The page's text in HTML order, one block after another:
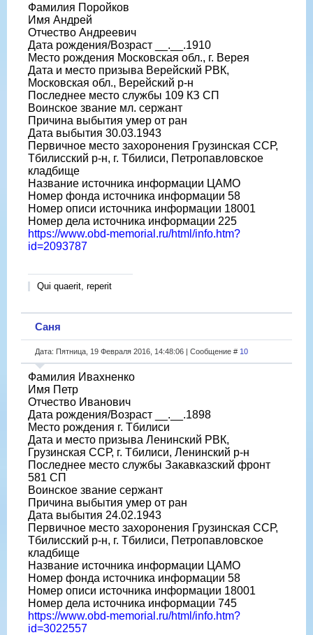
Фамилия Поройков
Имя Андрей
Отчество Андреевич
Дата рождения/Возраст __.__.1910
Место рождения Московская обл., г. Верея
Дата и место призыва Верейский РВК,
Московская обл., Верейский р-н
Последнее место службы 109 КЗ СП
Воинское звание мл. сержант
Причина выбытия умер от ран
Дата выбытия 30.03.1943
Первичное место захоронения Грузинская ССР,
Тбилисский р-н, г. Тбилиси, Петропавловское
кладбище
Название источника информации ЦАМО
Номер фонда источника информации 58
Номер описи источника информации 18001
Номер дела источника информации 225
https://www.obd-memorial.ru/html/info.htm?
id=2093787
Qui quaerit, reperit
Саня
Дата: Пятница, 19 Февраля 2016, 14:48:06 | Сообщение # 10
Фамилия Ивахненко
Имя Петр
Отчество Иванович
Дата рождения/Возраст __.__.1898
Место рождения г. Тбилиси
Дата и место призыва Ленинский РВК,
Грузинская ССР, г. Тбилиси, Ленинский р-н
Последнее место службы Закавказский фронт
581 СП
Воинское звание сержант
Причина выбытия умер от ран
Дата выбытия 24.02.1943
Первичное место захоронения Грузинская ССР,
Тбилисский р-н, г. Тбилиси, Петропавловское
кладбище
Название источника информации ЦАМО
Номер фонда источника информации 58
Номер описи источника информации 18001
Номер дела источника информации 745
https://www.obd-memorial.ru/html/info.htm?
id=3022557